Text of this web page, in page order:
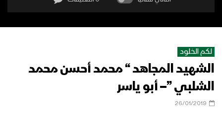
لكم الخلود
الشهيد المجاهد “ محمد أحسن محمد
الشلبي ”– أبو ياسر
26/01/2019